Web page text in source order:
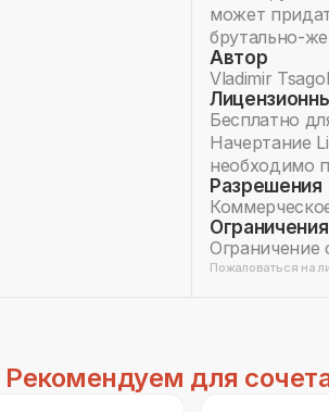
может
брутально-
Автор
Vladimir
Бесплатно
Начертание
необходимо
Разрешения
Ограничения
Ограничение
Пожаловаться на
Рекомендуем для